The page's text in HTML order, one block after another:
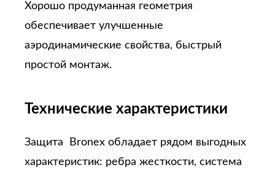
Хорошо продуманная геометрия
обеспечивает улучшенные
аэродинамические свойства, быстрый
простой монтаж.
Технические характеристики
Защита Bronex обладает рядом выгодных
характеристик: ребра жесткости, система